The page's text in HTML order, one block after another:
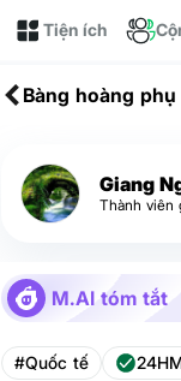
Tiện ích
Bàng hoàng
Giang
Thành viên
M.AI tóm tắt
#Quốc tế